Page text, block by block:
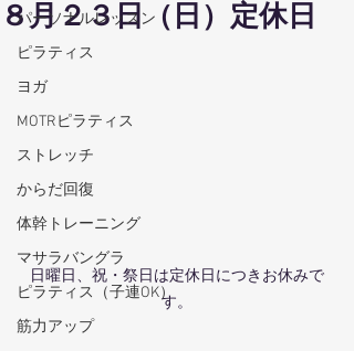
パーソナルレッスン
ピラティス
ヨガ
MOTRピラティス
ストレッチ
からだ回復
体幹トレーニング
マサラバングラ
ピラティス（子連OK）
筋力アップ
８月２３日（日）定休日
日曜日、祝・祭日は定休日につきお休みで
す。